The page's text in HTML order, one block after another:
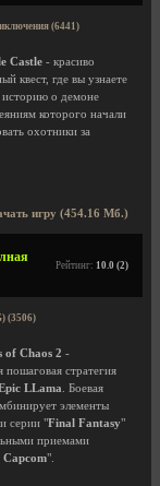
(6441)
Castle - красиво
квест, где вы узнаете
историю о демоне
которого начали
охотники за
игру (454.16 Мб.)
Рейтинг: 10.0 (2)
(3506)
of Chaos 2 -
пошаговая стратегия
LLama . Боевая
элементы
серии "Final Fantasy"
приемами
".